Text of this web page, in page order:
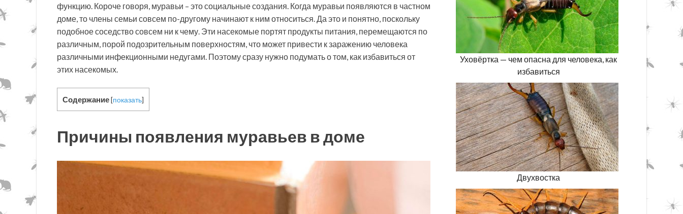
функцию. Короче говоря, муравьи – это социальные создания. Когда муравьи появляются в частном
доме, то члены семьи совсем по-другому начинают к ним относиться. Да это и понятно, поскольку
подобное соседство совсем ни к чему. Эти насекомые портят продукты питания, перемещаются по
различным, порой подозрительным поверхностям, что может привести к заражению человека
различными инфекционными недугами. Поэтому сразу нужно подумать о том, как избавиться от
этих насекомых.
Содержание[показать]
Причины появления муравьев в доме
Уховёртка — чем опасна для человека, как
избавиться
Двухвостка